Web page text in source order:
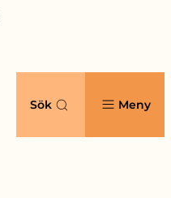
Sök Meny